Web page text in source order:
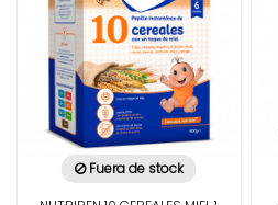
Fuera de stock